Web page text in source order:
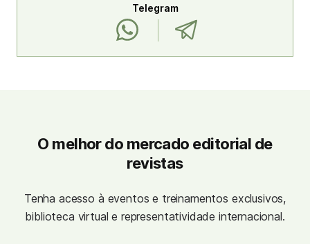
Telegram
O melhor do mercado editorial de
revistas
Tenha acesso à eventos e treinamentos exclusivos,
biblioteca virtual e representatividade internacional.